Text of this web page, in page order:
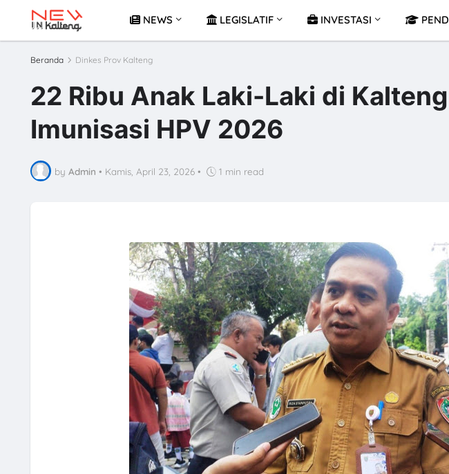
NEWS LEGISLATIF INVESTASI
Beranda Dinkes Prov Kalteng
22 Ribu Anak Laki-Laki di
Imunisasi HPV 2026
by Admin • Kamis, April 23, 2026 • 1 min read